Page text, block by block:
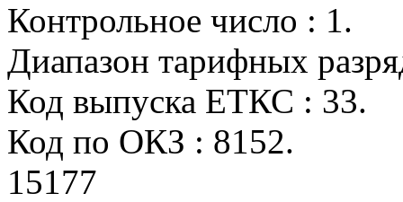
Контрольное число : 1.
Диапазон тарифных
Код выпуска ЕТКС : 33.
Код по ОКЗ : 8152.
15177